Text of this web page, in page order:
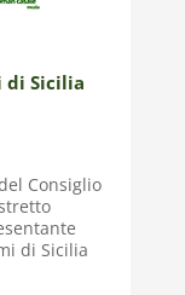
Sicilia
Consiglio
di Sicilia